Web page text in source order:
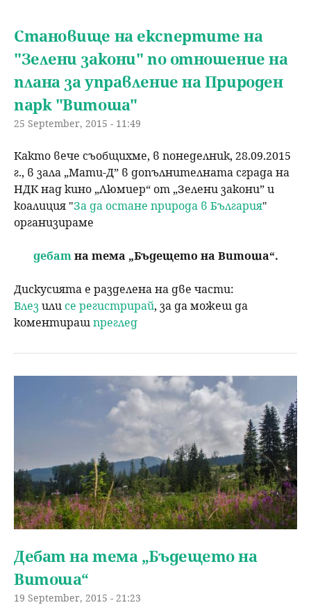
ю
ъ
р
с
е
н
е
Становище на експертите на
"Зелени закони" по отношение на
плана за управление на Природен
парк "Витоша"
25 September, 2015 - 11:49
Както вече съобщихме, в понеделник, 28.09.2015
г., в зала „Мати-Д” в допълнителната сграда на
НДК над кино „Люмиер“ от „Зелени закони” и
коалиция "За да остане природа в България"
организираме
дебатна тема „Бъдещето на Витоша“.
Дискусията e разделена на две части:
Влезили се регистрирай, за да можеш да
коментирашпреглед
Дебат на тема „Бъдещето на
Витоша“
19 September, 2015 - 21:23